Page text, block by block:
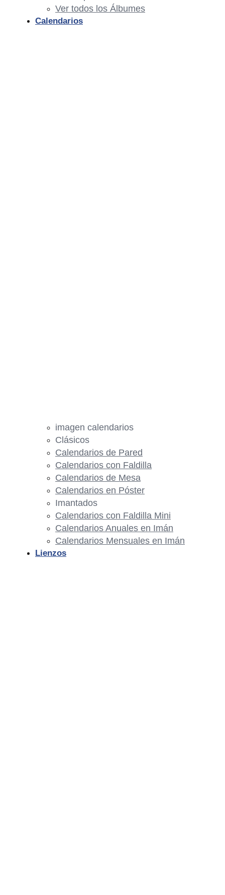
Ver todos los Álbumes
Calendarios
imagen calendarios
Clásicos
Calendarios de Pared
Calendarios con Faldilla
Calendarios de Mesa
Calendarios en Póster
Imantados
Calendarios con Faldilla Mini
Calendarios Anuales en Imán
Calendarios Mensuales en Imán
Lienzos